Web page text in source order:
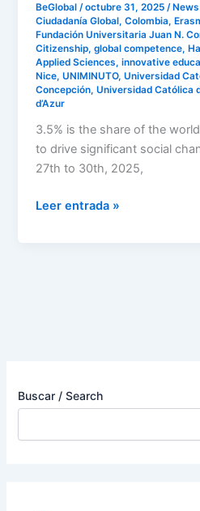
BeGlobal /octubre 31, 2025 /News
Ciudadanía Global,Colombia,
Fundación Universitaria Juan N.
Citizenship,global competence,
Applied Sciences,innovative
Nice,UNIMINUTO,Universidad
Concepción,Universidad Católica
d’Azur
3.5% is the share of the
to drive significant social
27th to 30th, 2025,
Leer entrada »
Buscar / Search